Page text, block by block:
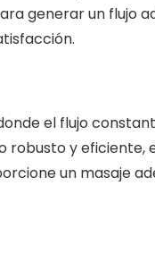
generar un flujo
el flujo
robusto y eficiente,
un masaje